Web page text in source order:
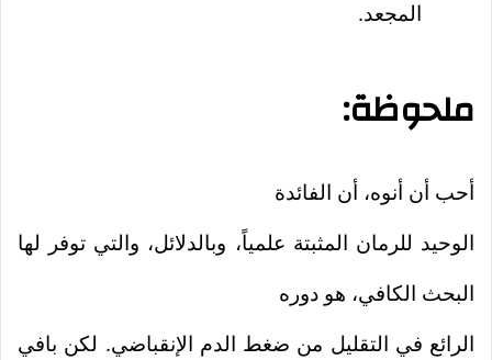
المجعد.
ملحوظة:
أحب أن أنوه، أن الفائدة
الوحيد للرمان المثبتة علمياً، وبالدلائل، والتي توفر لها
البحث الكافي، هو دوره
الرائع في التقليل من ضغط الدم الإنقباضي. لكن بافي